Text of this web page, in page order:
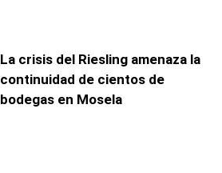
La crisis del Riesling amenaza la
continuidad de cientos de
bodegas en Mosela